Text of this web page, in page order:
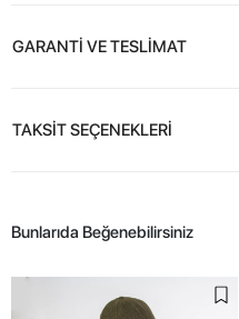
GARANTİ VE TESLİMAT
TAKSİT SEÇENEKLERİ
Bunlarıda Beğenebilirsiniz